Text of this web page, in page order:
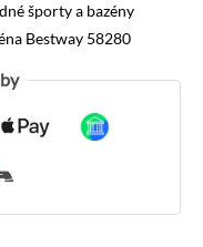
športy a bazény
Bestway 58280